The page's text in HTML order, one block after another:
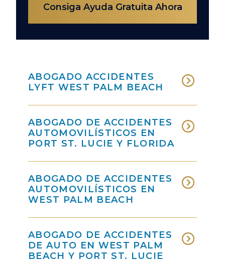
Consiga Ayuda Gratuita Ahora
ABOGADO ACCIDENTES
LYFT WEST PALM BEACH
ABOGADO DE ACCIDENTES
AUTOMOVILÍSTICOS EN
PORT ST. LUCIE Y FLORIDA
ABOGADO DE ACCIDENTES
AUTOMOVILÍSTICOS EN
WEST PALM BEACH
ABOGADO DE ACCIDENTES
DE AUTO EN WEST PALM
BEACH Y PORT ST. LUCIE